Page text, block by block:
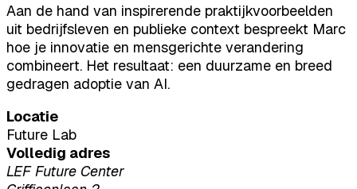
Aan de hand van inspirerende praktijkvoorbeelden
uit bedrijfsleven en publieke context bespreekt Marc
hoe je innovatie en mensgerichte verandering
combineert. Het resultaat: een duurzame en breed
gedragen adoptie van AI.
Locatie
Future Lab
Volledig adres
LEF Future Center